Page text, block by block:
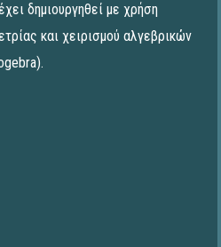
δημιουργηθεί με χρήση
και χειρισμού αλγεβρικών